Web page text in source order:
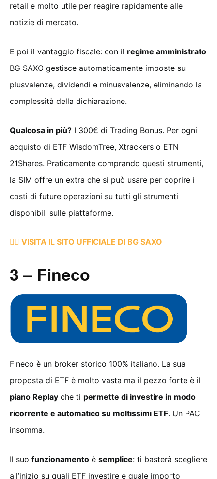
retail e molto utile per reagire rapidamente alle
notizie di mercato.
E poi il vantaggio fiscale: con il regime amministrato
BG SAXO gestisce automaticamente imposte su
plusvalenze, dividendi e minusvalenze, eliminando la
complessità della dichiarazione.
Qualcosa in più? I 300€ di Trading Bonus. Per ogni
acquisto di ETF WisdomTree, Xtrackers o ETN
21Shares. Praticamente comprando questi strumenti,
la SIM offre un extra che si può usare per coprire i
costi di future operazioni su tutti gli strumenti
disponibili sulle piattaforme.
👉🏻 VISITA IL SITO UFFICIALE DI BG SAXO
3 – Fineco
Fineco è un broker storico 100% italiano. La sua
proposta di ETF è molto vasta ma il pezzo forte è il
piano Replay che ti permette di investire in modo
ricorrente e automatico su moltissimi ETF. Un PAC
insomma.
Il suo funzionamento è semplice: ti basterà scegliere
all’inizio su quali ETF investire e quale importo